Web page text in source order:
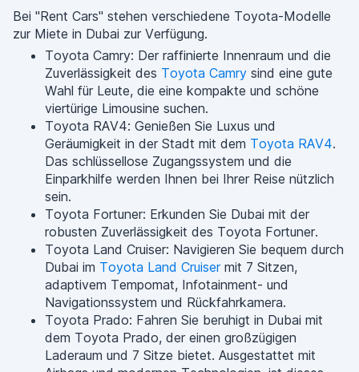
Bei "Rent Cars" stehen verschiedene Toyota-Modelle
zur Miete in Dubai zur Verfügung.
Toyota Camry: Der raffinierte Innenraum und die
Zuverlässigkeit des Toyota Camry sind eine gute
Wahl für Leute, die eine kompakte und schöne
viertürige Limousine suchen.
Toyota RAV4: Genießen Sie Luxus und
Geräumigkeit in der Stadt mit dem Toyota RAV4.
Das schlüssellose Zugangssystem und die
Einparkhilfe werden Ihnen bei Ihrer Reise nützlich
sein.
Toyota Fortuner: Erkunden Sie Dubai mit der
robusten Zuverlässigkeit des Toyota Fortuner.
Toyota Land Cruiser: Navigieren Sie bequem durch
Dubai im Toyota Land Cruisermit 7 Sitzen,
adaptivem Tempomat, Infotainment- und
Navigationssystem und Rückfahrkamera.
Toyota Prado: Fahren Sie beruhigt in Dubai mit
dem Toyota Prado, der einen großzügigen
Laderaum und 7 Sitze bietet. Ausgestattet mit